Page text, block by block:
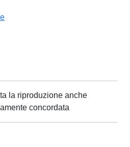
la riproduzione anche
concordata